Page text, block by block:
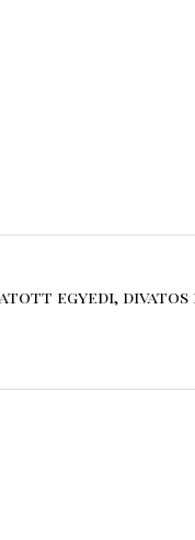
egyedi,